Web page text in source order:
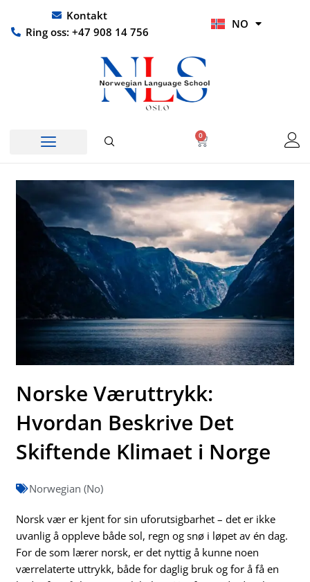
rett
Kontakt
Ring oss: +47 908 14 756
NO
HI
0
Handlekurv
Norske Væruttrykk:
Hvordan Beskrive Det
Skiftende Klimaet i Norge
Norwegian (No)
Norsk vær er kjent for sin uforutsigbarhet – det er ikke
uvanlig å oppleve både sol, regn og snø i løpet av én dag.
For de som lærer norsk, er det nyttig å kunne noen
værrelaterte uttrykk, både for daglig bruk og for å få en